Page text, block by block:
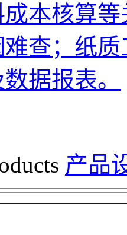
本核算
查；纸
据报表。
产品